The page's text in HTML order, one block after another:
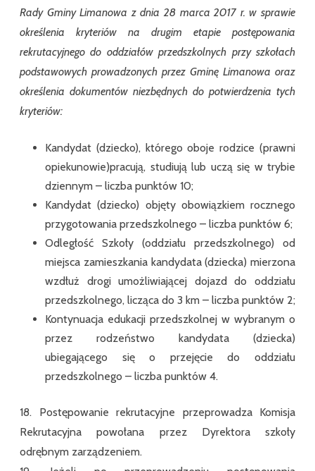
Rady Gminy Limanowa z dnia 28 marca 2017 r. w sprawie
określenia kryteriów na drugim etapie postępowania
rekrutacyjnego do oddziałów przedszkolnych przy szkołach
podstawowych prowadzonych przez Gminę Limanowa oraz
określenia dokumentów niezbędnych do potwierdzenia tych
kryteriów:
Kandydat (dziecko), którego oboje rodzice (prawni
opiekunowie)pracują, studiują lub uczą się w trybie
dziennym – liczba punktów 10;
Kandydat (dziecko) objęty obowiązkiem rocznego
przygotowania przedszkolnego – liczba punktów 6;
Odległość Szkoły (oddziału przedszkolnego) od
miejsca zamieszkania kandydata (dziecka) mierzona
wzdłuż drogi umożliwiającej dojazd do oddziału
przedszkolnego, licząca do 3 km – liczba punktów 2;
Kontynuacja edukacji przedszkolnej w wybranym o
przez rodzeństwo kandydata (dziecka)
ubiegającego się o przejęcie do oddziału
przedszkolnego – liczba punktów 4.
18. Postępowanie rekrutacyjne przeprowadza Komisja
Rekrutacyjna powołana przez Dyrektora szkoły
odrębnym zarządzeniem.